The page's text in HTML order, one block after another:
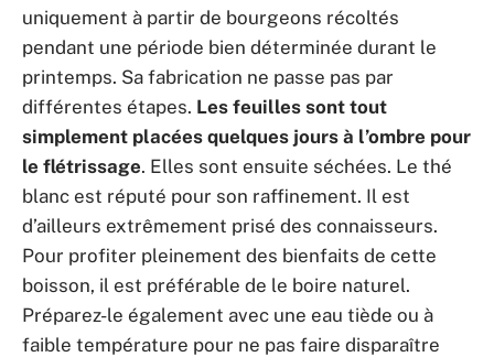
uniquement à partir de bourgeons récoltés
pendant une période bien déterminée durant le
printemps. Sa fabrication ne passe pas par
différentes étapes. Les feuilles sont tout
simplement placées quelques jours à l’ombre pour
le flétrissage. Elles sont ensuite séchées. Le thé
blanc est réputé pour son raffinement. Il est
d’ailleurs extrêmement prisé des connaisseurs.
Pour profiter pleinement des bienfaits de cette
boisson, il est préférable de le boire naturel.
Préparez-le également avec une eau tiède ou à
faible température pour ne pas faire disparaître